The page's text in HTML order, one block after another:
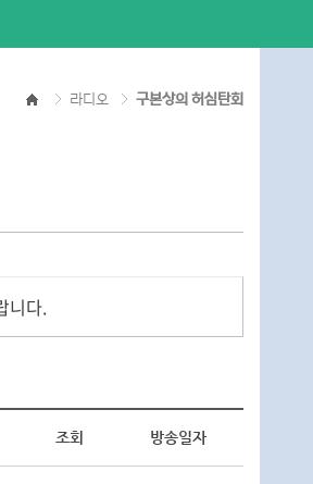
라디오 구본상의 허심탄회
니다.
조회 방송일자